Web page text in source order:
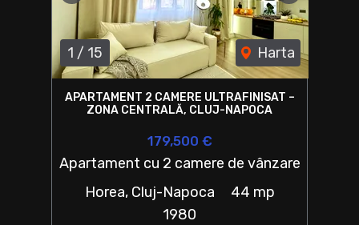
1 / 15 Harta
APARTAMENT 2 CAMERE ULTRAFINISAT –
ZONA CENTRALĂ, CLUJ-NAPOCA
179,500 €
Apartament cu 2 camere de vânzare
Horea, Cluj-Napoca
44 mp
1980